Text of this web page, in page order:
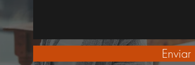
Enviar